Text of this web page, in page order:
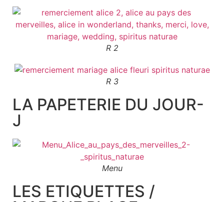
R 2
R 3
LA PAPETERIE DU JOUR-
J
Menu
LES ETIQUETTES /